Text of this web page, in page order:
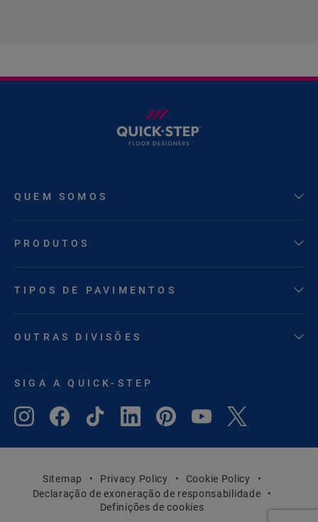
QUEM SOMOS
PRODUTOS
TIPOS DE PAVIMENTOS
OUTRAS DIVISÕES
SIGA A QUICK-STEP
Sitemap Privacy Policy
Cookie Policy
Declaração de exoneração de responsabilidade
Definições de cookies